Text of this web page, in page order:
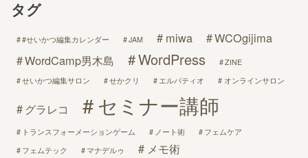
タグ
#せいかつ編集カレンダー JAM miwa
WCOgijima
WordCamp男木島
WordPress
ZINE
せいかつ編集サロン
せかクリ エルパティオ オンラインサロン
グラレコ セミナー講師
トランスフォーメーションゲーム ノート術
フェムケア
フェムテック
マナデルゥ
メモ術